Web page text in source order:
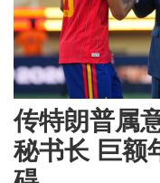
传特朗普属
秘书长 巨额